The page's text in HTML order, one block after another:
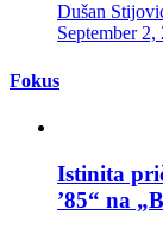
Dušan
September 2,
Fokus
Istinita
’85“ na